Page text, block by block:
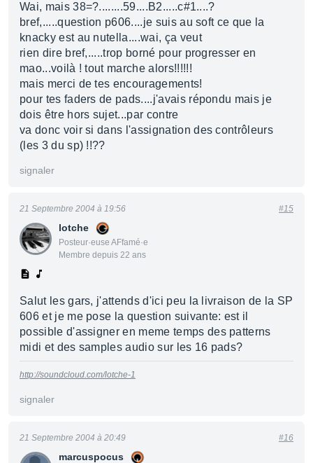
Wai, mais 38=?........59....B2.....c#1....?
bref,.....question p606....je suis au soft ce que la
knacky est au nutella....wai, ça veut
rien dire bref,.....trop borné pour progresser en
mao...voilà ! tout marche alors!!!!!!
mais merci de tes encouragements!
pour tes faders de pads....j'avais répondu mais je
dois être hors sujet...par contre
va donc voir si dans l'assignation des contrôleurs
(les 3 du sp) !!??
signaler
lotche
Posteur·euse AFfamé·e
Membre depuis 22 ans
21 Septembre 2004 à 19:56 #15
Salut les gars, j'attends d'ici peu la livraison de la SP
606 et je me pose la question suivante: est il
possible d'assigner en meme temps des patterns
midi et des samples audio sur les 16 pads?
http://soundcloud.com/lotche-1
signaler
marcuspocus
21 Septembre 2004 à 20:49 #16